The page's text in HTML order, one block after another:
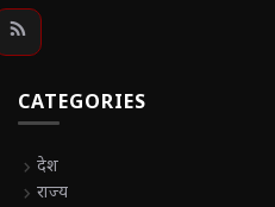
CATEGORIES
chevron_right देश
chevron_right राज्य